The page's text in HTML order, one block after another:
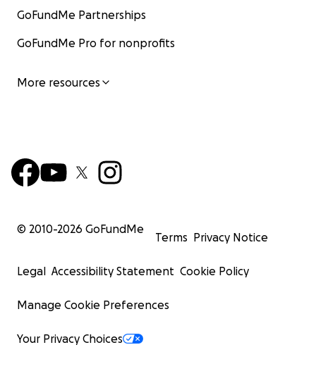
GoFundMe Partnerships
GoFundMe Pro for nonprofits
More resources
© 2010-2026 GoFundMe
Terms Privacy Notice
Legal Accessibility Statement Cookie Policy
Manage Cookie Preferences
Your Privacy Choices